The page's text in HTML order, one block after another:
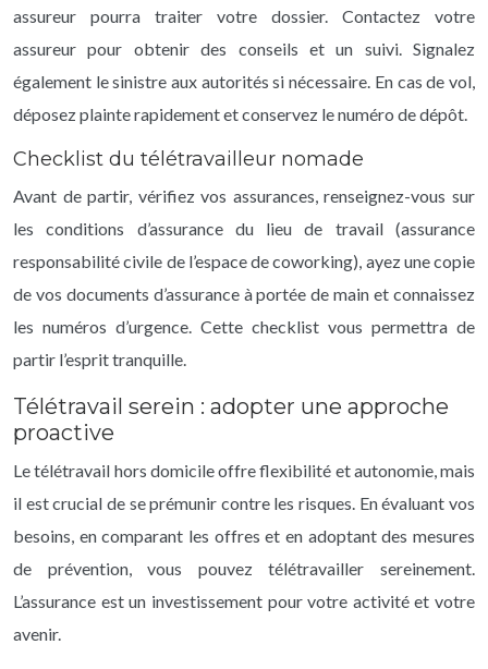
assureur pourra traiter votre dossier. Contactez votre
assureur pour obtenir des conseils et un suivi. Signalez
également le sinistre aux autorités si nécessaire. En cas de vol,
déposez plainte rapidement et conservez le numéro de dépôt.
Checklist du télétravailleur nomade
Avant de partir, vérifiez vos assurances, renseignez-vous sur
les conditions d’assurance du lieu de travail (assurance
responsabilité civile de l’espace de coworking), ayez une copie
de vos documents d’assurance à portée de main et connaissez
les numéros d’urgence. Cette checklist vous permettra de
partir l’esprit tranquille.
Télétravail serein : adopter une approche
proactive
Le télétravail hors domicile offre flexibilité et autonomie, mais
il est crucial de se prémunir contre les risques. En évaluant vos
besoins, en comparant les offres et en adoptant des mesures
de prévention, vous pouvez télétravailler sereinement.
L’assurance est un investissement pour votre activité et votre
avenir.